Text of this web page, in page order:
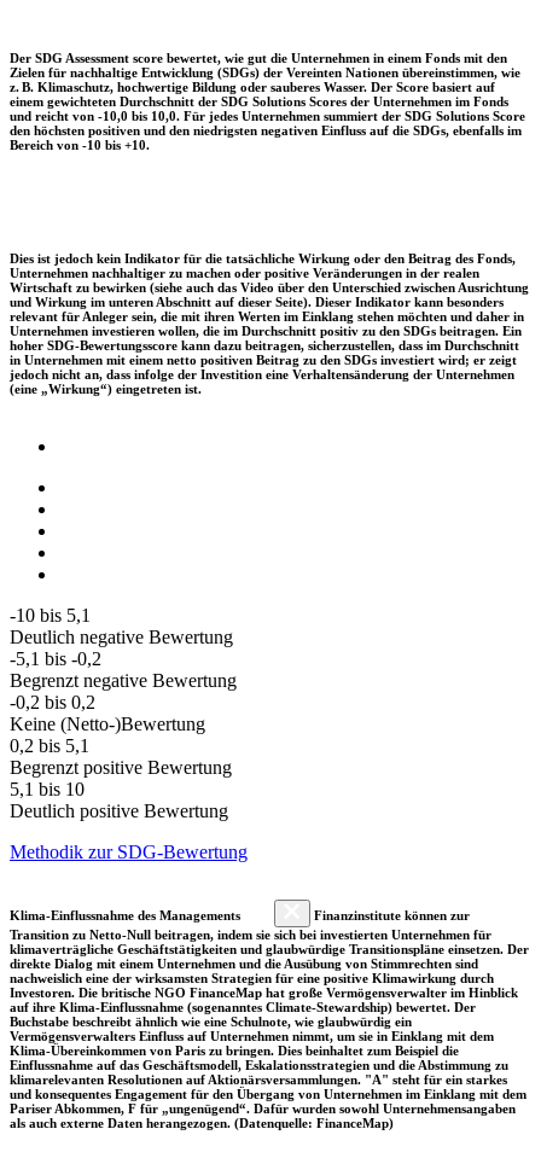
Der SDG Assessment score bewertet, wie gut die Unternehmen in einem Fonds mit den
Zielen für nachhaltige Entwicklung (SDGs) der Vereinten Nationen übereinstimmen, wie
z. B. Klimaschutz, hochwertige Bildung oder sauberes Wasser. Der Score basiert auf
einem gewichteten Durchschnitt der SDG Solutions Scores der Unternehmen im Fonds
und reicht von -10,0 bis 10,0. Für jedes Unternehmen summiert der SDG Solutions Score
den höchsten positiven und den niedrigsten negativen Einfluss auf die SDGs, ebenfalls im
Bereich von -10 bis +10.
Dies ist jedoch kein Indikator für die tatsächliche Wirkung oder den Beitrag des Fonds,
Unternehmen nachhaltiger zu machen oder positive Veränderungen in der realen
Wirtschaft zu bewirken (siehe auch das Video über den Unterschied zwischen Ausrichtung
und Wirkung im unteren Abschnitt auf dieser Seite). Dieser Indikator kann besonders
relevant für Anleger sein, die mit ihren Werten im Einklang stehen möchten und daher in
Unternehmen investieren wollen, die im Durchschnitt positiv zu den SDGs beitragen. Ein
hoher SDG-Bewertungsscore kann dazu beitragen, sicherzustellen, dass im Durchschnitt
in Unternehmen mit einem netto positiven Beitrag zu den SDGs investiert wird; er zeigt
jedoch nicht an, dass infolge der Investition eine Verhaltensänderung der Unternehmen
(eine „Wirkung“) eingetreten ist.
-10 bis 5,1
Deutlich negative Bewertung
-5,1 bis -0,2
Begrenzt negative Bewertung
-0,2 bis 0,2
Keine (Netto-)Bewertung
0,2 bis 5,1
Begrenzt positive Bewertung
5,1 bis 10
Deutlich positive Bewertung
Methodik zur SDG-Bewertung
Klima-Einflussnahme des Managements
Finanzinstitute können zur
Transition zu Netto-Null beitragen, indem sie sich bei investierten Unternehmen für
klimaverträgliche Geschäftstätigkeiten und glaubwürdige Transitionspläne einsetzen. Der
direkte Dialog mit einem Unternehmen und die Ausübung von Stimmrechten sind
nachweislich eine der wirksamsten Strategien für eine positive Klimawirkung durch
Investoren. Die britische NGO FinanceMap hat große Vermögensverwalter im Hinblick
auf ihre Klima-Einflussnahme (sogenanntes Climate-Stewardship) bewertet. Der
Buchstabe beschreibt ähnlich wie eine Schulnote, wie glaubwürdig ein
Vermögensverwalters Einfluss auf Unternehmen nimmt, um sie in Einklang mit dem
Klima-Übereinkommen von Paris zu bringen. Dies beinhaltet zum Beispiel die
Einflussnahme auf das Geschäftsmodell, Eskalationsstrategien und die Abstimmung zu
klimarelevanten Resolutionen auf Aktionärsversammlungen. "A" steht für ein starkes
und konsequentes Engagement für den Übergang von Unternehmen im Einklang mit dem
Pariser Abkommen, F für „ungenügend“. Dafür wurden sowohl Unternehmensangaben
als auch externe Daten herangezogen. (Datenquelle: FinanceMap)